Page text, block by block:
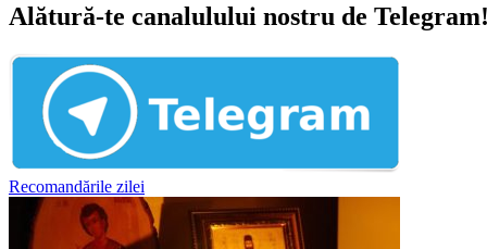
Alătură-te canalulului nostru de Telegram!
Recomandările zilei